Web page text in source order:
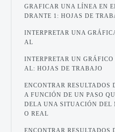
GRAFICAR UNA LÍNEA EN
DRANTE 1: HOJAS DE
INTERPRETAR UNA
AL
INTERPRETAR UN
AL: HOJAS DE TRABAJO
ENCONTRAR RESULTADOS
A FUNCIÓN DE UN PASO
DELA UNA SITUACIÓN DEL
O REAL
ENCONTRAR RESULTADOS